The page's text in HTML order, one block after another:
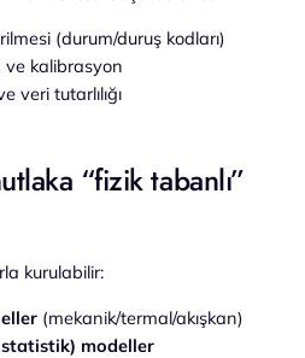
(durum/duruş kodları)
kalibrasyon
veri tutarlılığı
“fizik tabanlı”
kurulabilir:
(mekanik/termal/akışkan)
modeller